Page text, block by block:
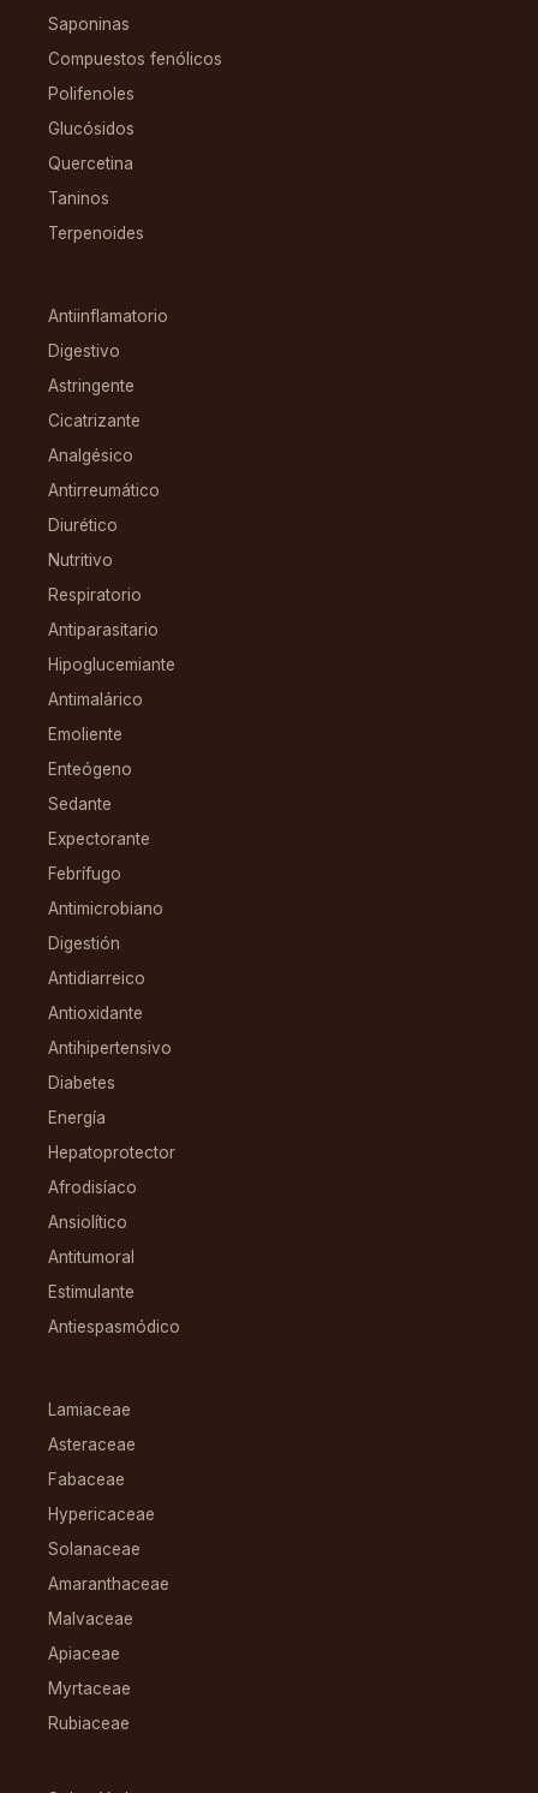
Saponinas
Compuestos fenólicos
Polifenoles
Glucósidos
Quercetina
Taninos
Terpenoides
Antiinflamatorio
Digestivo
Astringente
Cicatrizante
Analgésico
Antirreumático
Diurético
Nutritivo
Respiratorio
Antiparasitario
Hipoglucemiante
Antimalárico
Emoliente
Enteógeno
Sedante
Expectorante
Febrífugo
Antimicrobiano
Digestión
Antidiarreico
Antioxidante
Antihipertensivo
Diabetes
Energía
Hepatoprotector
Afrodisíaco
Ansiolítico
Antitumoral
Estimulante
Antiespasmódico
Lamiaceae
Asteraceae
Fabaceae
Hypericaceae
Solanaceae
Amaranthaceae
Malvaceae
Apiaceae
Myrtaceae
Rubiaceae